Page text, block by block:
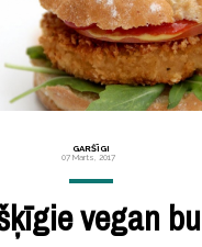
GARŠĪGI
07 Marts, 2017
vegan